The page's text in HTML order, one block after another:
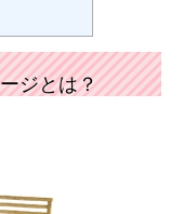
ジとは？